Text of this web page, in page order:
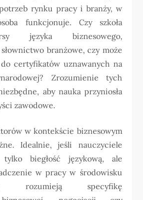
rynku pracy i branży, w
funkcjonuje. Czy szkoła
języka biznesowego,
branżowe, czy może
certyfikatów uznawanych na
Zrozumienie tych
aby nauka przyniosła
zawodowe.
w kontekście biznesowym
Idealnie, jeśli nauczyciele
biegłość językową, ale
w pracy w środowisku
rozumieją specyfikę